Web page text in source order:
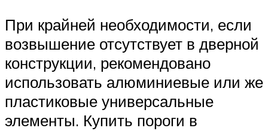
При крайней необходимости, если
возвышение отсутствует в дверной
конструкции, рекомендовано
использовать алюминиевые или же
пластиковые универсальные
элементы. Купить пороги в